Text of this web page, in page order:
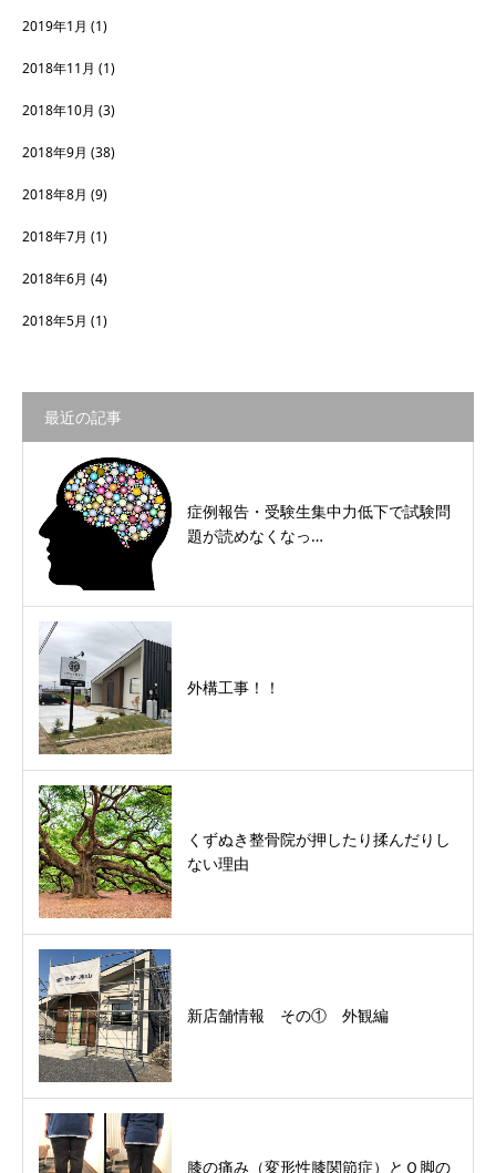
2019年1月 (1)
2018年11月 (1)
2018年10月 (3)
2018年9月 (38)
2018年8月 (9)
2018年7月 (1)
2018年6月 (4)
2018年5月 (1)
最近の記事
症例報告・受験生集中力低下で試験問
題が読めなくなっ…
外構工事！！
くずぬき整骨院が押したり揉んだりし
ない理由
新店舗情報 その① 外観編
膝の痛み（変形性膝関節症）とＯ脚の